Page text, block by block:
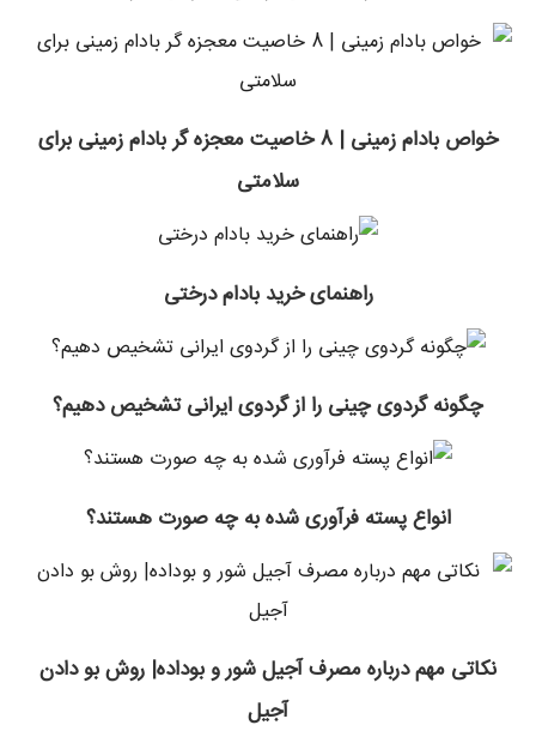
خواص بادام زمینی | 8 خاصیت معجزه گر بادام زمینی برای
سلامتی
راهنمای خرید بادام درختی
چگونه گردوی چینی را از گردوی ایرانی تشخیص دهیم؟
انواع پسته فرآوری ‌شده به چه صورت هستند؟
نکاتی مهم درباره مصرف آجیل شور و بوداده| روش بو دادن
آجیل